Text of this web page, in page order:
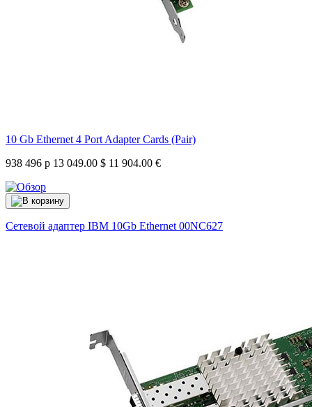
10 Gb Ethernet 4 Port Adapter Cards (Pair)
938 496 р 13 049.00 $ 11 904.00 €
Сетевой адаптер IBM 10Gb Ethernet 00NC627